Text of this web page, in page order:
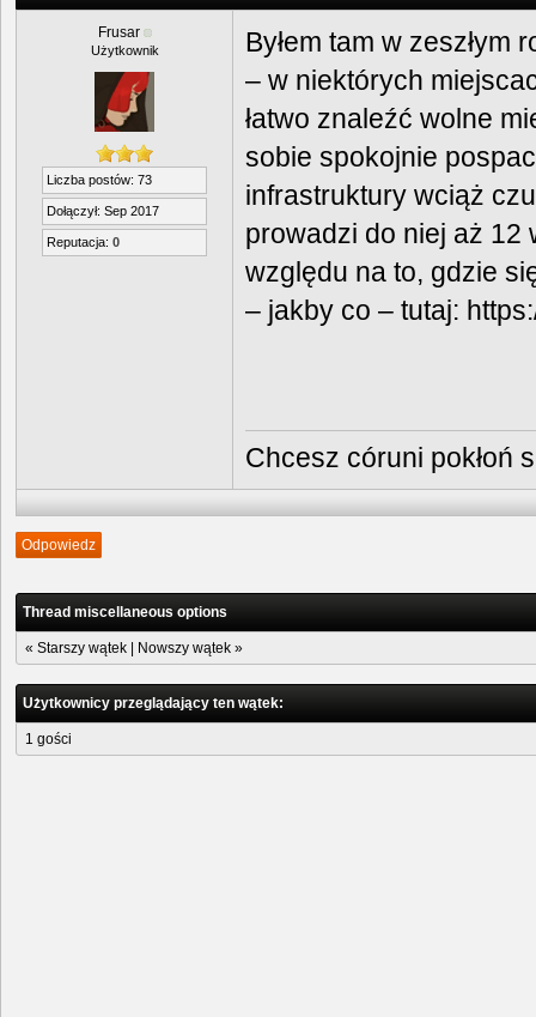
Frusar
Użytkownik
Liczba postów: 73
Dołączył: Sep 2017
Reputacja: 0
Byłem tam w
– w niektórych
łatwo znaleźć wolne
sobie spokojnie
infrastruktury wciąż
prowadzi do niej aż 12
względu na to, gdzie
– jakby co – tutaj:
Chcesz córuni pokłoń
Odpowiedz
Thread miscellaneous options
« Starszy wątek Nowszy wątek »
Użytkownicy przeglądający ten wątek:
1 gości